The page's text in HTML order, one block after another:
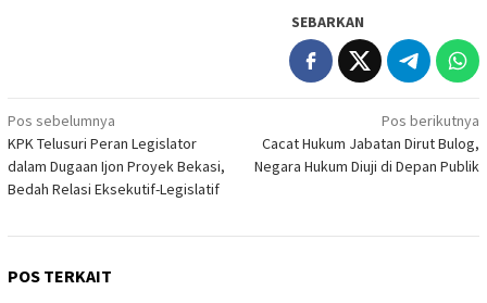
SEBARKAN
Navigasi
pos
Pos sebelumnya
KPK Telusuri Peran Legislator
dalam Dugaan Ijon Proyek Bekasi,
Bedah Relasi Eksekutif-Legislatif
Pos berikutnya
Cacat Hukum Jabatan Dirut Bulog,
Negara Hukum Diuji di Depan Publik
POS TERKAIT